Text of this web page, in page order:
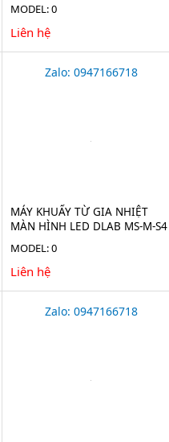
MODEL: 0
Liên hệ
Zalo: 0947166718
MÁY KHUẤY TỪ GIA NHIỆT
MÀN HÌNH LED DLAB MS-M-S4
MODEL: 0
Liên hệ
Zalo: 0947166718